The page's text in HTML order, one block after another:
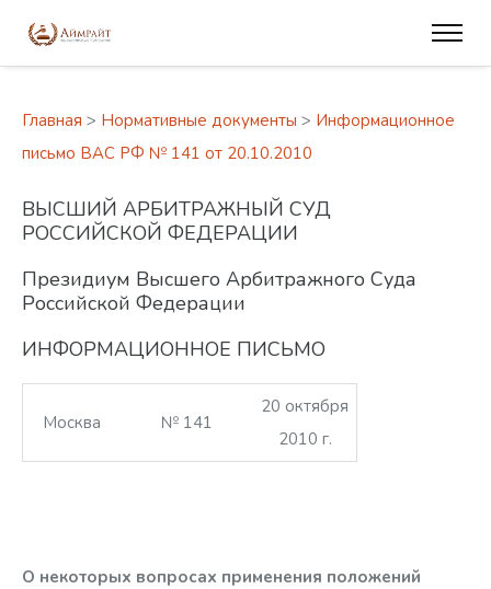
Главная > Нормативные документы > Информационное
письмо ВАС РФ № 141 от 20.10.2010
ВЫСШИЙ АРБИТРАЖНЫЙ СУД
РОССИЙСКОЙ ФЕДЕРАЦИИ
Президиум Высшего Арбитражного Суда
Российской Федерации
ИНФОРМАЦИОННОЕ ПИСЬМО
Москва № 141
20 октября
2010 г.
О некоторых вопросах применения положений